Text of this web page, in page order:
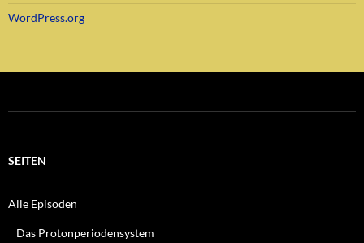
WordPress.org
SEITEN
Alle Episoden
Das Protonperiodensystem